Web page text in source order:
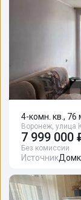
4-комн. кв., 76
Воронеж, улица
7 999 000
Без комиссии
Источник